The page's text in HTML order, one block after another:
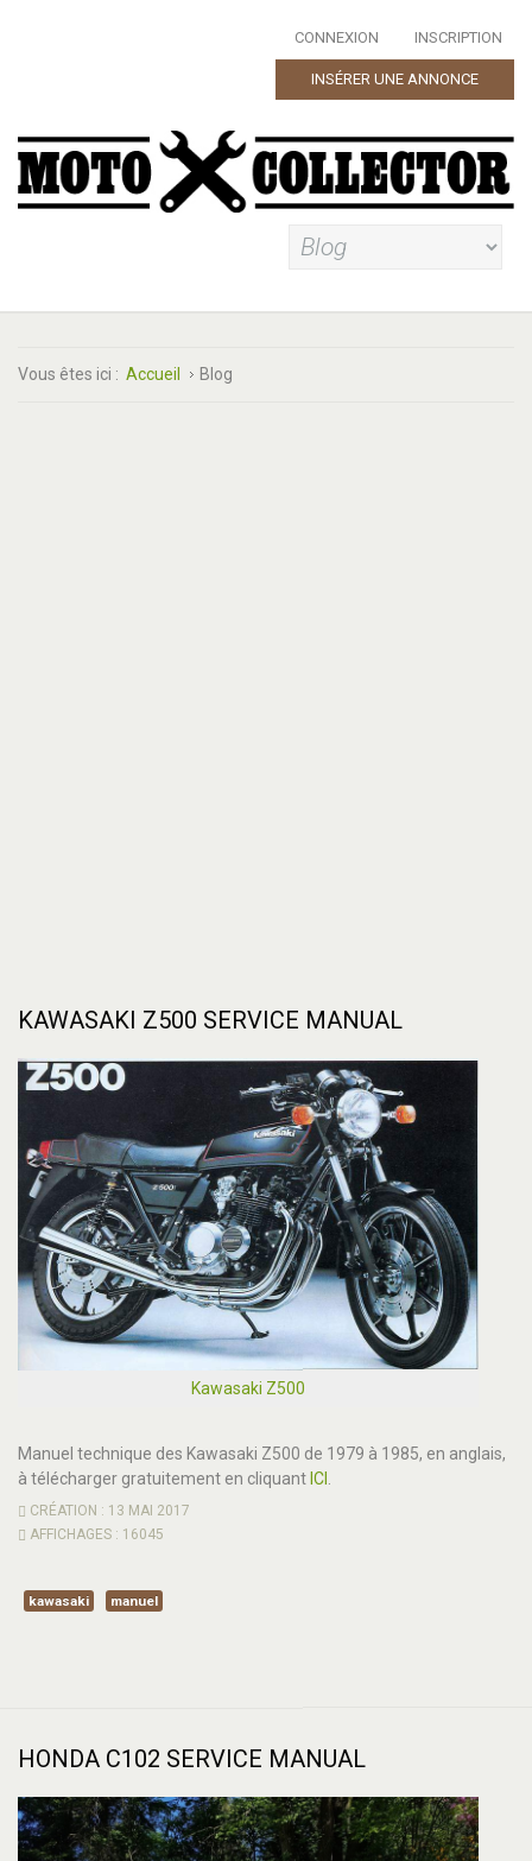
CONNEXION INSCRIPTION
INSÉRER UNE ANNONCE
Vous êtes ici : Accueil Blog
KAWASAKI Z500 SERVICE MANUAL
Kawasaki Z500
Manuel technique des Kawasaki Z500 de 1979 à 1985, en anglais,
à télécharger gratuitement en cliquant ICI .
CRÉATION : 13 MAI 2017
AFFICHAGES : 16045
kawasaki manuel
HONDA C102 SERVICE MANUAL